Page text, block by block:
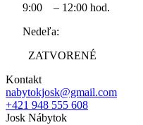
9:00 – 12:00 hod.
Nedeľa:
ZATVORENÉ
Kontakt
nabytokjosk@gmail.com
+421 948 555 608
Josk Nábytok